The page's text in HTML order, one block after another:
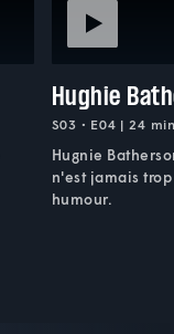
Hughie
S03 • E04 | 24
Hugnie
n'est jamais
humour.